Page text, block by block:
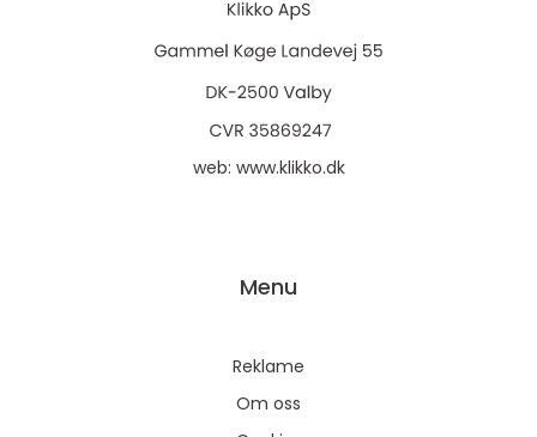
web: www.klikko.dk
Menu
Reklame
Om oss